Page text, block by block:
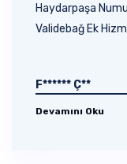
Haydarpaşa
Validebağ Ek
F****** Ç**
Devamını Oku